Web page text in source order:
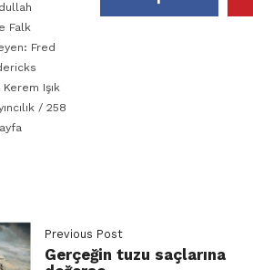
Falk
Fred
Işık
/ 258
Previous Post
Gerçeğin tuzu saçlarına